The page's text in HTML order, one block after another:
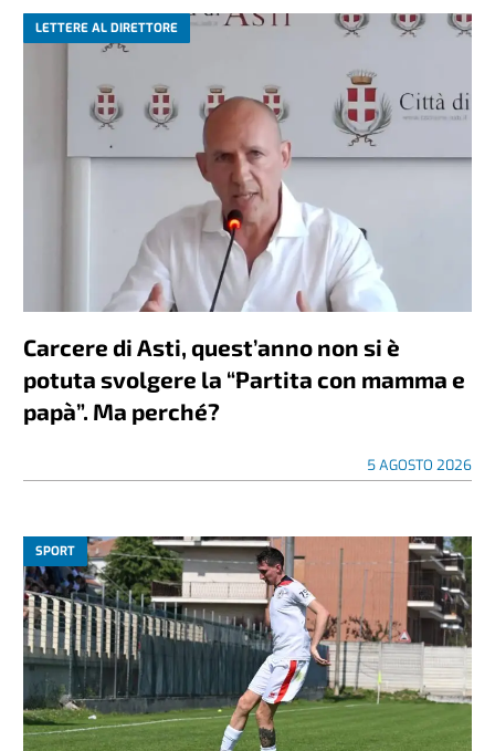
LETTERE AL DIRETTORE
Carcere di Asti, quest’anno non si è
potuta svolgere la “Partita con mamma e
papà”. Ma perché?
5 AGOSTO 2026
SPORT